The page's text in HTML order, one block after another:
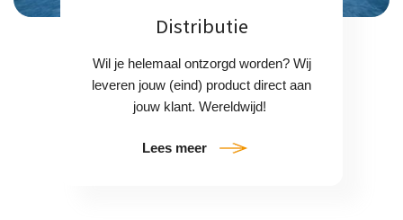
Distributie
Wil je helemaal ontzorgd worden? Wij
leveren jouw (eind) product direct aan
jouw klant. Wereldwijd!
Lees meer